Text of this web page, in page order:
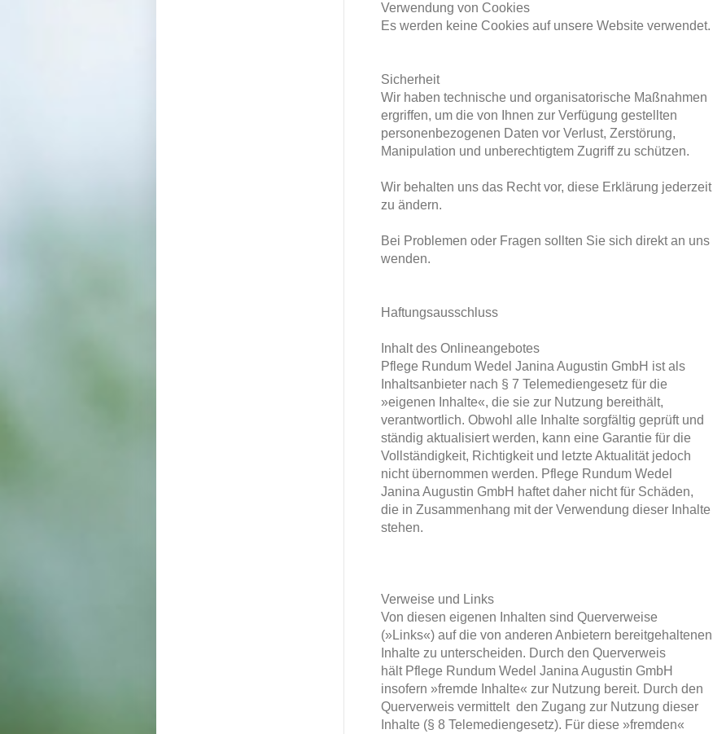
Verwendung von Cookies
Es werden keine Cookies auf unsere Website verwendet.
Sicherheit
Wir haben technische und organisatorische Maßnahmen
ergriffen, um die von Ihnen zur Verfügung gestellten
personenbezogenen Daten vor Verlust, Zerstörung,
Manipulation und unberechtigtem Zugriff zu schützen.
Wir behalten uns das Recht vor, diese Erklärung jederzeit
zu ändern.
Bei Problemen oder Fragen sollten Sie sich direkt an uns
wenden.
Haftungsausschluss
Inhalt des Onlineangebotes
Pflege Rundum Wedel Janina Augustin GmbH ist als
Inhaltsanbieter nach § 7 Telemediengesetz für die
»eigenen Inhalte«, die sie zur Nutzung bereithält,
verantwortlich. Obwohl alle Inhalte sorgfältig geprüft und
ständig aktualisiert werden, kann eine Garantie für die
Vollständigkeit, Richtigkeit und letzte Aktualität jedoch
nicht übernommen werden. Pflege Rundum Wedel
Janina Augustin GmbH haftet daher nicht für Schäden,
die in Zusammenhang mit der Verwendung dieser Inhalte
stehen.
Verweise und Links
Von diesen eigenen Inhalten sind Querverweise
(»Links«) auf die von anderen Anbietern bereitgehaltenen
Inhalte zu unterscheiden. Durch den Querverweis
hält Pflege Rundum Wedel Janina Augustin GmbH
insofern »fremde Inhalte« zur Nutzung bereit. Durch den
Querverweis vermittelt den Zugang zur Nutzung dieser
Inhalte (§ 8 Telemediengesetz). Für diese »fremden«